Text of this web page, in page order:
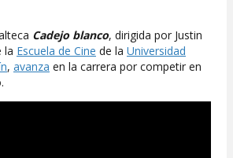
Cadejo blanco, dirigida por Justin
la Escuela de Cine de la Universidad
, avanza en la carrera por competir en